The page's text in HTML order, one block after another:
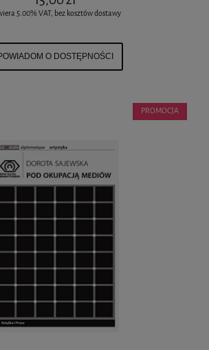
5.00% VAT, bez kosztów dostawy
O DOSTĘPNOŚCI
PROMOCJA